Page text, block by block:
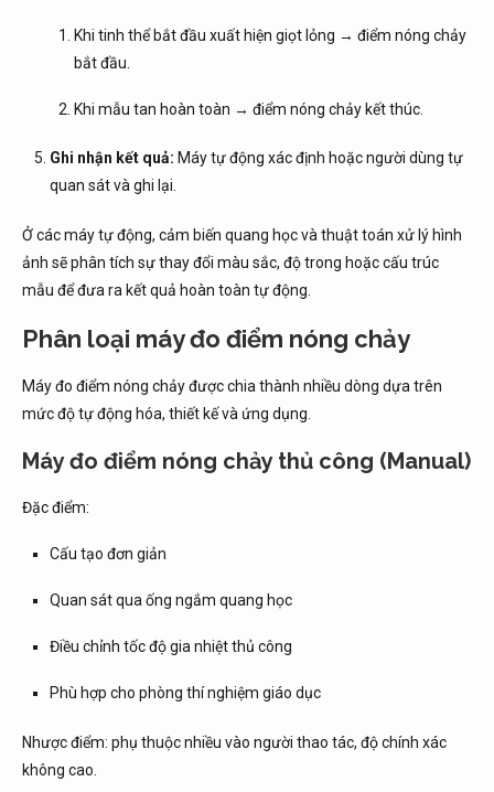
Khi tinh thể bắt đầu xuất hiện giọt lỏng → điểm nóng chảy
bắt đầu.
Khi mẫu tan hoàn toàn → điểm nóng chảy kết thúc.
Ghi nhận kết quả: Máy tự động xác định hoặc người dùng tự
quan sát và ghi lại.
Ở các máy tự động, cảm biến quang học và thuật toán xử lý hình
ảnh sẽ phân tích sự thay đổi màu sắc, độ trong hoặc cấu trúc
mẫu để đưa ra kết quả hoàn toàn tự động.
Phân loại máy đo điểm nóng chảy
Máy đo điểm nóng chảy được chia thành nhiều dòng dựa trên
mức độ tự động hóa, thiết kế và ứng dụng.
Máy đo điểm nóng chảy thủ công (Manual)
Đặc điểm:
Cấu tạo đơn giản
Quan sát qua ống ngắm quang học
Điều chỉnh tốc độ gia nhiệt thủ công
Phù hợp cho phòng thí nghiệm giáo dục
Nhược điểm: phụ thuộc nhiều vào người thao tác, độ chính xác
không cao.